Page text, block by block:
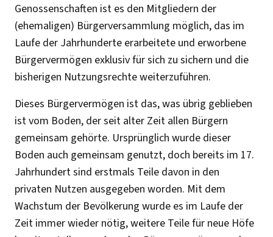
Genossenschaften ist es den Mitgliedern der
(ehemaligen) Bürgerversammlung möglich, das im
Laufe der Jahrhunderte erarbeitete und erworbene
Bürgervermögen exklusiv für sich zu sichern und die
bisherigen Nutzungsrechte weiterzuführen.
Dieses Bürgervermögen ist das, was übrig geblieben
ist vom Boden, der seit alter Zeit allen Bürgern
gemeinsam gehörte. Ursprünglich wurde dieser
Boden auch gemeinsam genutzt, doch bereits im 17.
Jahrhundert sind erstmals Teile davon in den
privaten Nutzen ausgegeben worden. Mit dem
Wachstum der Bevölkerung wurde es im Laufe der
Zeit immer wieder nötig, weitere Teile für neue Höfe